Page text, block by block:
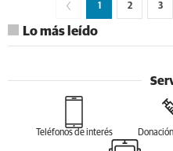
1 2 3
Lo más leído
Teléfonos de interés